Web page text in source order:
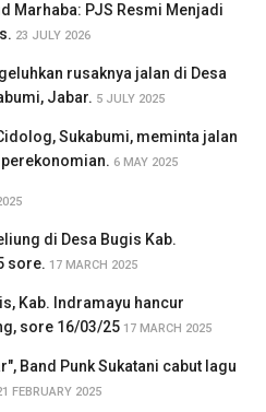
Marhaba: PJS Resmi Menjadi
23 JULY 2026
rusaknya jalan di Desa
Jabar. 5 JULY 2025
Sukabumi, meminta jalan
6 MAY 2025
di Desa Bugis Kab.
sore. 17 MARCH 2025
Kab. Indramayu hancur
sore 16/03/25 17 MARCH 2025
Band Punk Sukatani cabut lagu
FEBRUARY 2025